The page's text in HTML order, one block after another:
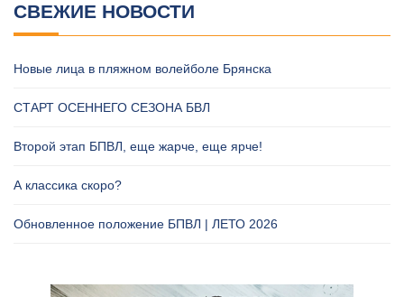
СВЕЖИЕ НОВОСТИ
Новые лица в пляжном волейболе Брянска
СТАРТ ОСЕННЕГО СЕЗОНА БВЛ
Второй этап БПВЛ, еще жарче, еще ярче!
А классика скоро?
Обновленное положение БПВЛ | ЛЕТО 2026